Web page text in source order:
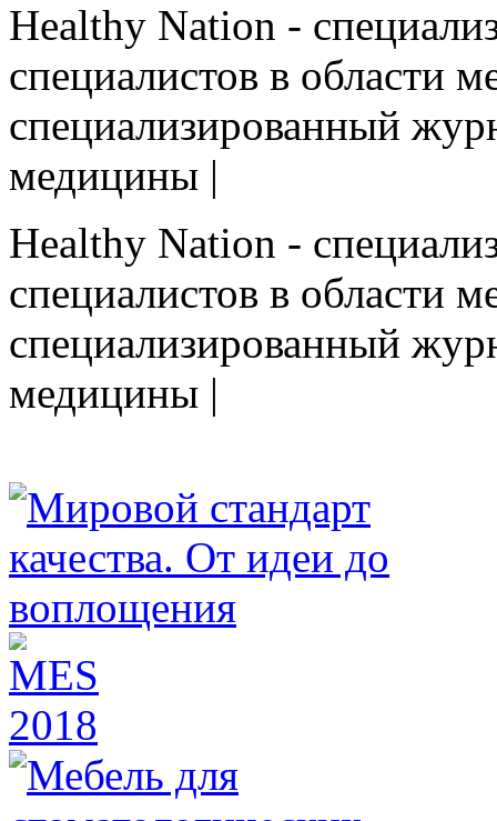
Healthy Nation -
специалистов в области
cпециализированный
медицины |
Healthy Nation -
специалистов в области
cпециализированный
медицины |